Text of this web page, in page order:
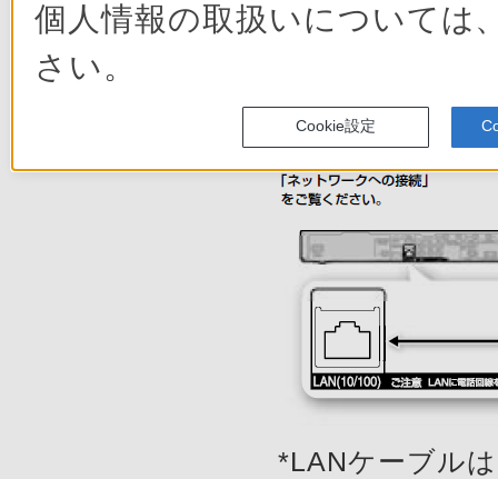
本機をネッ
*LANケーブル
個人情報の取扱いについては
さい。
Cookie設定